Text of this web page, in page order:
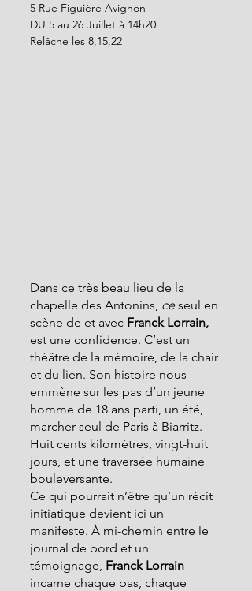
5 Rue Figuière Avignon
DU 5 au 26 Juillet à 14h20
Relâche les 8,15,22
Dans ce très beau lieu de la
chapelle des Antonins, ce seul en
scène de et avec Franck Lorrain,
est une confidence. C’est un
théâtre de la mémoire, de la chair
et du lien. Son histoire nous
emmène sur les pas d’un jeune
homme de 18 ans parti, un été,
marcher seul de Paris à Biarritz.
Huit cents kilomètres, vingt-huit
jours, et une traversée humaine
bouleversante.
Ce qui pourrait n’être qu’un récit
initiatique devient ici un
manifeste. À mi-chemin entre le
journal de bord et un
témoignage, Franck Lorrain
incarne chaque pas, chaque